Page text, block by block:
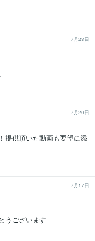
7月23日
7月20日
提供頂いた動画も要望に添
7月17日
うございます